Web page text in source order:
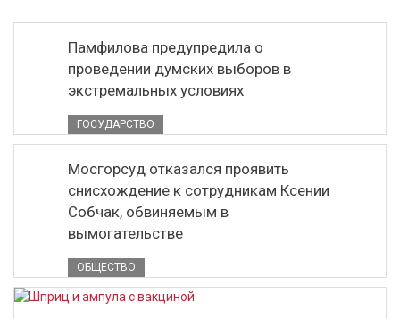
Памфилова предупредила о
проведении думских выборов в
экстремальных условиях
ГОСУДАРСТВО
Мосгорсуд отказался проявить
снисхождение к сотрудникам Ксении
Собчак, обвиняемым в
вымогательстве
ОБЩЕСТВО